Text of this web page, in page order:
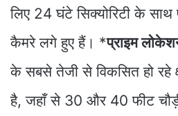
लिए 24 घंटे सिक्योरिटी के साथ
कैमरे लगे हुए हैं। *प्राइम
के सबसे तेजी से विकसित हो रहे
है, जहाँ से 30 और 40 फीट